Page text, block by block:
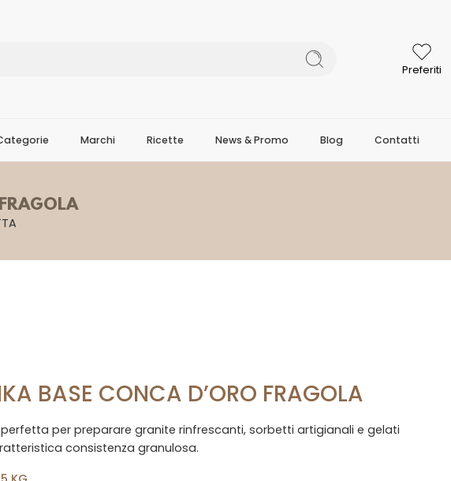
Preferiti
Marchi Ricette News & Promo Blog Contatti
BASE CONCA D’ORO FRAGOLA
per preparare granite rinfrescanti, sorbetti artigianali e gelati
consistenza granulosa.